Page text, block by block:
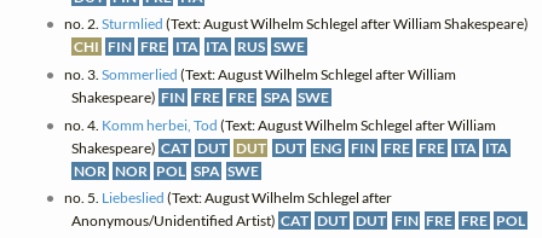
no. 2. Sturmlied (Text: August Wilhelm Schlegel after William Shakespeare)
CHI FIN FRE ITA ITA RUS SWE
no. 3. Sommerlied (Text: August Wilhelm Schlegel after William
Shakespeare) FIN FRE FRE SPA SWE
no. 4. Komm herbei, Tod (Text: August Wilhelm Schlegel after William
Shakespeare) CAT DUT DUT DUT ENG FIN FRE FRE ITA ITA
NOR NOR POL SPA SWE
no. 5. Liebeslied (Text: August Wilhelm Schlegel after
Anonymous/Unidentified Artist) CAT DUT DUT FIN FRE FRE POL